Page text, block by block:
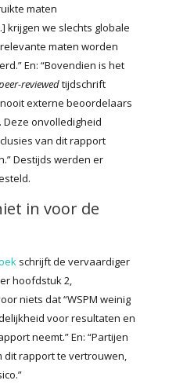
maten
krijgen we slechts globale
maten worden
En: “Bovendien is het
reviewedtijdschrift
externe beoordelaars
Deze onvolledigheid
van dit rapport
Destijds werden er
in voor de
schrijft de vervaardiger
hoofdstuk 2,
niets dat “WSPM weinig
voor resultaten en
neemt.” En: “Partijen
dit rapport te vertrouwen,